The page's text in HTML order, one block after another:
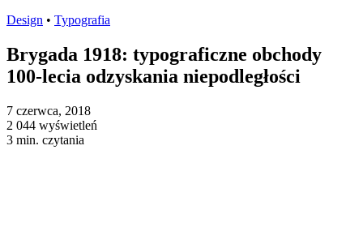
Design • Typografia
Brygada 1918: typograficzne obchody
100-lecia odzyskania niepodległości
7 czerwca, 2018
2 044 wyświetleń
3 min. czytania